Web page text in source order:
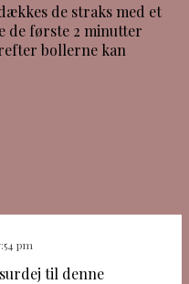
de straks med et
de første 2 minutter
bollerne kan
pm
til denne